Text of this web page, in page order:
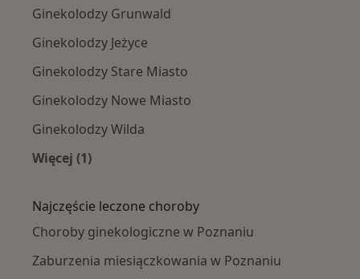
Ginekolodzy Grunwald
Ginekolodzy Jeżyce
Ginekolodzy Stare Miasto
Ginekolodzy Nowe Miasto
Ginekolodzy Wilda
Więcej (1)
Najczęście leczone choroby
Choroby ginekologiczne w Poznaniu
Zaburzenia miesiączkowania w Poznaniu